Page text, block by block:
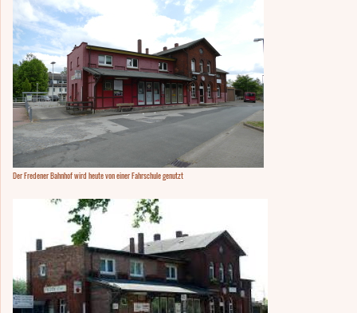
Der Fredener Bahnhof wird heute von einer Fahrschule genutzt